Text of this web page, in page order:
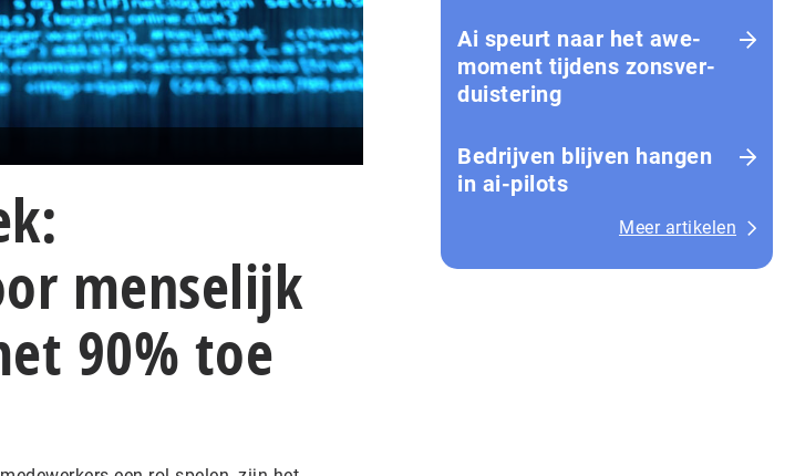
menselijk
90% toe
Ai speurt naar het awe-
moment tijdens zons­ver­
duis­te­ring
Bedrijven blijven hangen
in ai-pilots
Meer artikelen